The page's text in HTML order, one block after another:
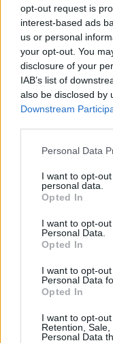
opt-out request is
interest-based ads
us or personal
your opt-out. You
disclosure of your
IAB’s list of
also be disclosed by
Downstream
Please note that
not limited to your
grant or deny
use your data for
consent section.
Personal Data
I want to opt-
personal data.
Opted In
I want to opt-
Personal Data.
Opted In
I want to opt-
Personal Data
Opted In
I want to opt-
Retention,
Personal Data
Kushner:
életet
Trump veje és
nyilatkozva
vannak afelől,
saját maguk
a
The Times of
hogy a
hanem azért,
nyitott a
szeretnének.